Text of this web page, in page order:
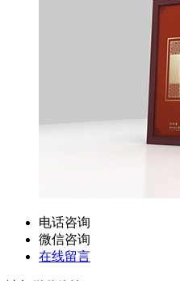
电话咨询
微信咨询
在线留言